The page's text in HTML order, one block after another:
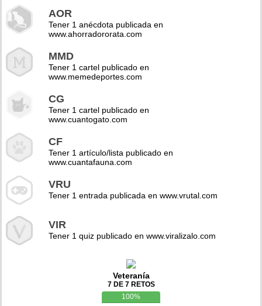
AOR
Tener 1 anécdota publicada en
www.ahorradororata.com
MMD
Tener 1 cartel publicado en
www.memedeportes.com
CG
Tener 1 cartel publicado en
www.cuantogato.com
CF
Tener 1 artículo/lista publicado en
www.cuantafauna.com
VRU
Tener 1 entrada publicada en www.vrutal.com
VIR
Tener 1 quiz publicado en www.viralizalo.com
Veteranía
7 DE 7 RETOS
100%